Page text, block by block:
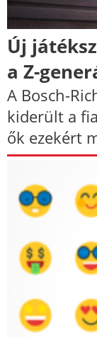
Új
a Z-
A Bosch-
kiderült a
ők ezekért